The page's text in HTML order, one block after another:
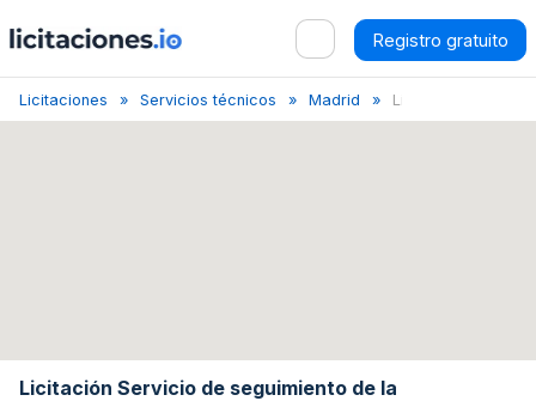
Registro gratuito
Licitaciones Servicios técnicos Madrid Licitación
Licitación Servicio de seguimiento de la